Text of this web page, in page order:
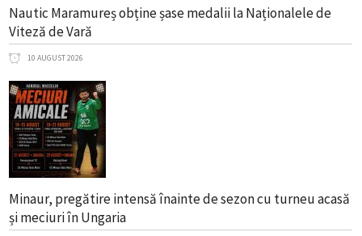
Nautic Maramureș obține șase medalii la Naționalele de
Viteză de Vară
10 AUGUST 2026
Minaur, pregătire intensă înainte de sezon cu turneu acasă
și meciuri în Ungaria